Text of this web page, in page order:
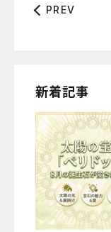
PREV
新着記事